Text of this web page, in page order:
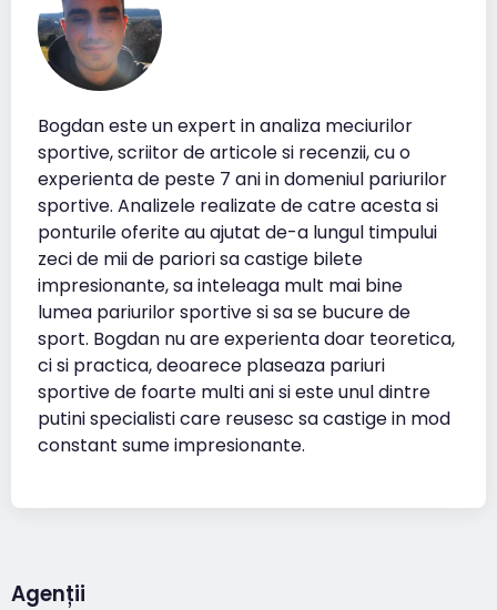
Bogdan este un expert in analiza meciurilor
sportive, scriitor de articole si recenzii, cu o
experienta de peste 7 ani in domeniul pariurilor
sportive. Analizele realizate de catre acesta si
ponturile oferite au ajutat de-a lungul timpului
zeci de mii de pariori sa castige bilete
impresionante, sa inteleaga mult mai bine
lumea pariurilor sportive si sa se bucure de
sport. Bogdan nu are experienta doar teoretica,
ci si practica, deoarece plaseaza pariuri
sportive de foarte multi ani si este unul dintre
putini specialisti care reusesc sa castige in mod
constant sume impresionante.
Agenții